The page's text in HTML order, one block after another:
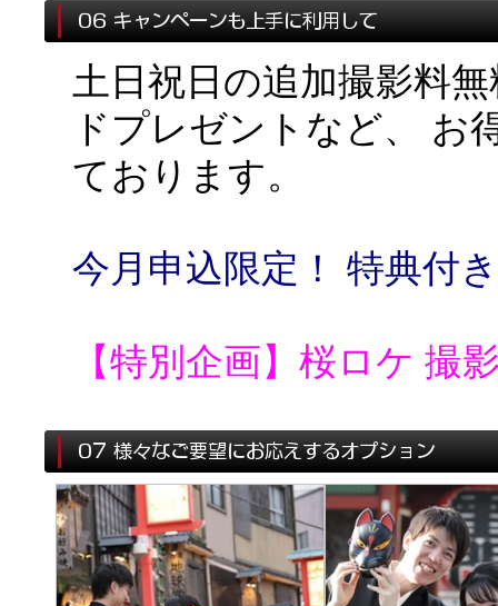
土日祝日の追加撮影料
ドプレゼントなど、 お
ております。
今月申込限定！ 特典付
【特別企画】桜ロケ 撮